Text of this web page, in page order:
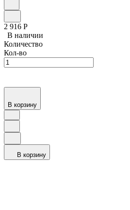
2 916 Р
В наличии
Количество
Кол-во
В корзину
В корзину